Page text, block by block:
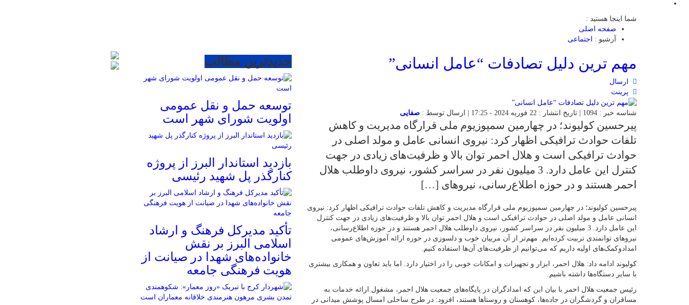
شما اینجا هستید :
صفحه اصلی
آرشیو :
اجتماعی
مهم ترین دلیل تصادفات “عامل انسانی”
ارسال
پرینت
شناسه خبر : 1094 | تاریخ انتشار : 22 فوریه 2024 - 17:25 | ارسال توسط : صفایی
پیرحسین کولیوند؛ در چهارمین سمپوزیوم ملی قرارگاه مدیریت و کاهش
تلفات حوادث ترافیکی اظهار کرد: نیروی انسانی عامل و مولد اصلی در
حوادث ترافیکی است و هلال‌ احمر توان بالا و ظرفیت‌های زیادی در جهت
کنترل این عامل دارد. 3 میلیون نفر در سراسر کشور، نیروی داوطلب هلال‌
احمر هستند و در حوزه اطلاع‌رسانی، نیروهای […]
پیرحسین کولیوند؛ در چهارمین سمپوزیوم ملی قرارگاه مدیریت و کاهش تلفات حوادث ترافیکی اظهار کرد: نیروی
انسانی عامل و مولد اصلی در حوادث ترافیکی است و هلال‌ احمر توان بالا و ظرفیت‌های زیادی در جهت کنترل
این عامل دارد. 3 میلیون نفر در سراسر کشور، نیروی داوطلب هلال‌ احمر هستند و در حوزه اطلاع‌رسانی،
نیروهای توانمندی تربیت کرده‌ایم. مهم‌تر از آن مربیان خوب و دلسوزی در حوزه ارائه آموزش‌های عمومی
امدادوکمک‌های اولیه داریم که می‌توانیم از ظرفیت‌های آن‌ها استفاده کنیم.
کولیوند ادامه داد: هلال‌ احمر، ابزار و تجهیزات و امکانات خوبی را در اختیار دارد. اما باید تعاون و همکاری بیشتری
با سایر دستگاه‌ها داشته باشیم.
رئیس جمعیت هلال‌ احمر با بیان این که امدادگران در پایگاه‌های جمعیت هلال‌ احمر، مشغول ارائه خدمات‌ به
مسافران و گردشگران در جاده‌ها، کوهستان و روستاها هستند، افزود: در طرح‌ ساحلی امسال پوشش میدانی در
جدیدترین مطالب
توسعه حمل و نقل عمومی
اولویت شورای شهر است
بازدید استاندار البرز از پروژه
کنارگذر پل شهید رئیسی
تأکید مدیرکل فرهنگ و ارشاد
اسلامی البرز بر نقش
خانواده‌های شهدا در صیانت از
هویت فرهنگی جامعه